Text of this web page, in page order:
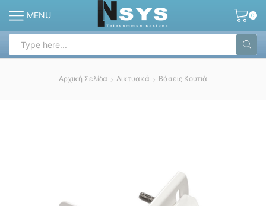
MENU 0
input
Αρχική Σελίδα Δικτυακά Βάσεις Κουτιά